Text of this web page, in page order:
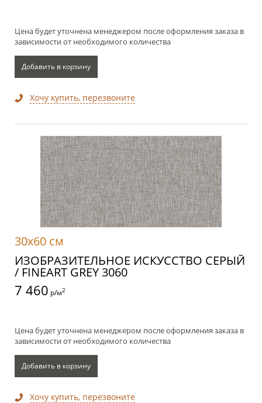
Цена будет уточнена менеджером после оформления заказа в
зависимости от необходимого количества
Добавить в корзину
Хочу купить, перезвоните
30x60 см
ИЗОБРАЗИТЕЛЬНОЕ ИСКУССТВО СЕРЫЙ
/ FINEART GREY 3060
7 460 р/м2
Цена будет уточнена менеджером после оформления заказа в
зависимости от необходимого количества
Добавить в корзину
Хочу купить, перезвоните